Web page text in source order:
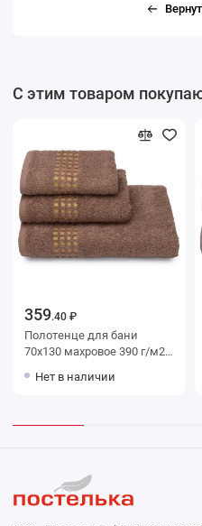
С этим товаром
359.40 ₽
Полотенце для бани
70х130 махровое 390 г/м2
мануфактура
Нет в наличии